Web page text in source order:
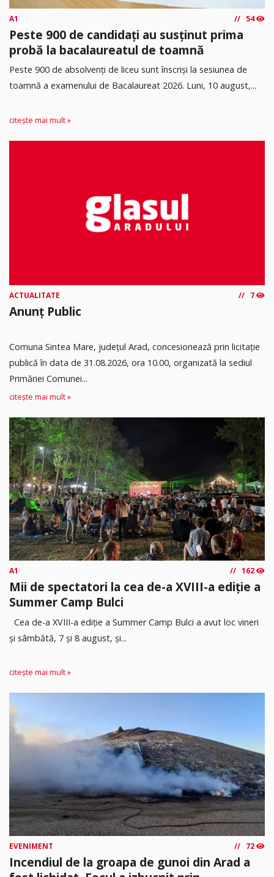
A1 54
Peste 900 de candidați au susținut prima
probă la bacalaureatul de toamnă
Peste 900 de absolvenți de liceu sunt înscriși la sesiunea de
toamnă a examenului de Bacalaureat 2026. Luni, 10 august,...
citește mai mult »
ACTUALITATE 7
Anunț Public
Comuna Sintea Mare, judeţul Arad, concesionează prin licitaţie
publică în data de 31.08.2026, ora 10.00, organizată la sediul
Primăriei Comunei...
citește mai mult »
A1 162
Mii de spectatori la cea de-a XVIII-a ediție a
Summer Camp Bulci
Cea de-a XVIII-a ediție a Summer Camp Bulci a avut loc vineri
și sâmbătă, 7 și 8 august, și...
citește mai mult »
EVENIMENT 72
Incendiul de la groapa de gunoi din Arad a